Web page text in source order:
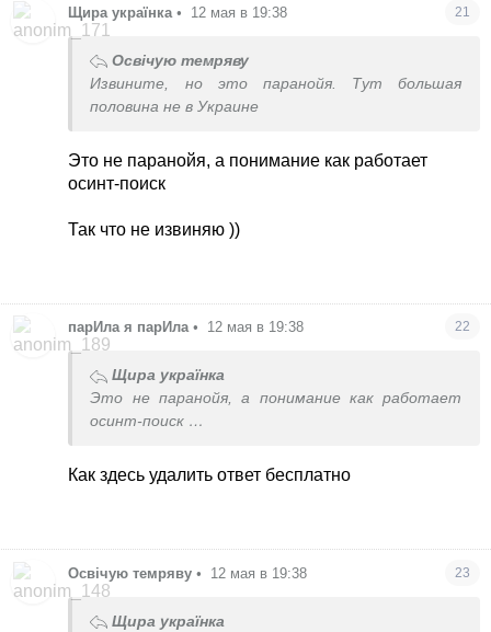
Щира українка • 12 мая в 19:38 21
Освічую темряву
Извините, но это паранойя. Тут большая
половина не в Украине
Это не паранойя, а понимание как работает
осинт-поиск
Так что не извиняю ))
парИла я парИла • 12 мая в 19:38 22
Щира українка
Это не паранойя, а понимание как работает
осинт-поиск
Так что не извиняю ))
Как здесь удалить ответ бесплатно
Освічую темряву • 12 мая в 19:38 23
Щира українка